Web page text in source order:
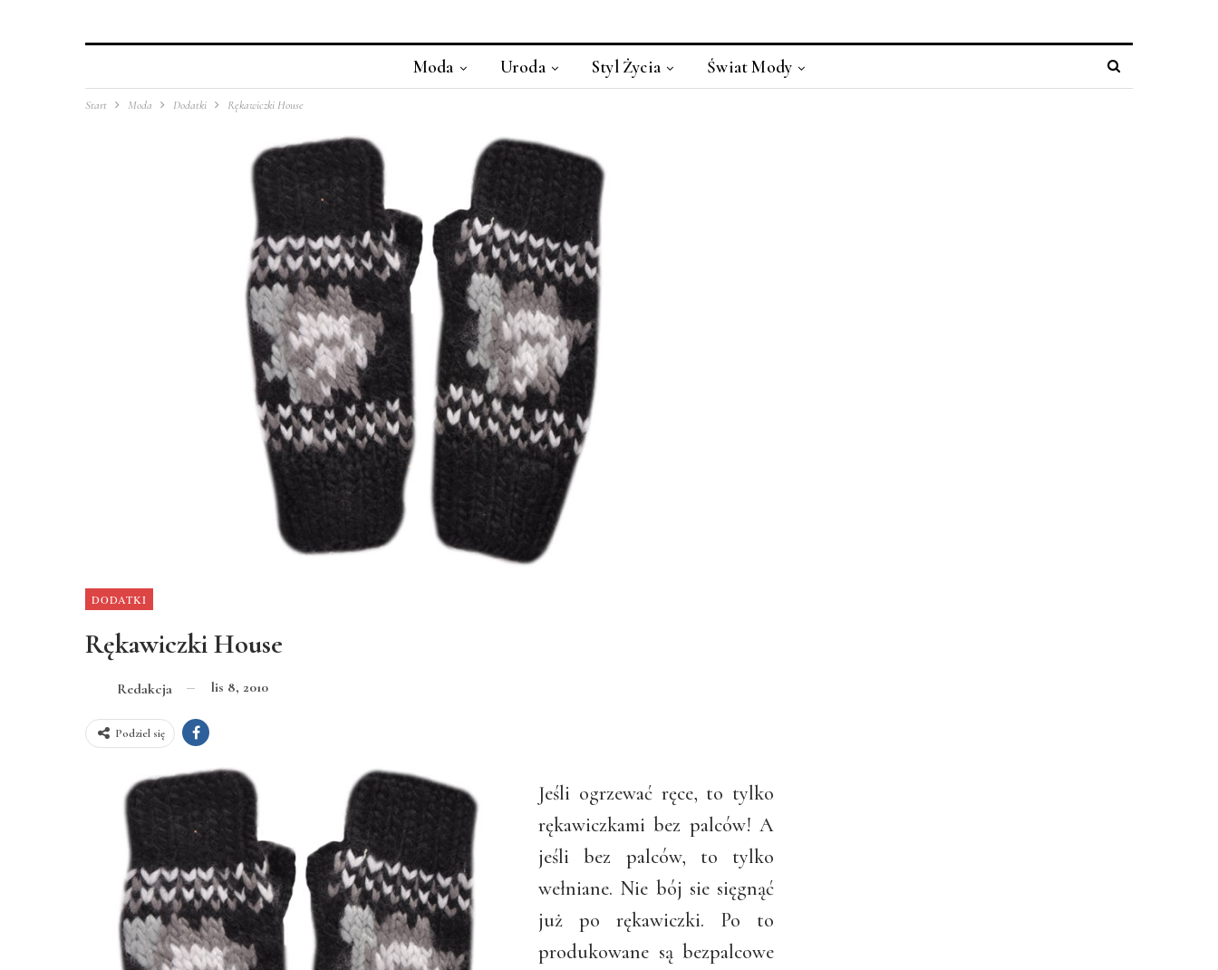
Moda Uroda Styl Życia Świat Mody
Start Moda Dodatki Rękawiczki House
DODATKI
Rękawiczki House
Redakcja lis 8, 2010
Podziel się
Jeśli ogrzewać ręce, to tylko
rękawiczkami bez palców! A
jeśli bez palców, to tylko
wełniane. Nie bój sie sięgnąć
już po rękawiczki. Po to
produkowane są bezpalcowe